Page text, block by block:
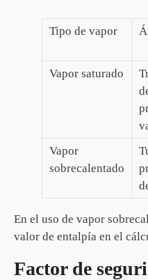
Tipo de vapor
Vapor saturado
Vapor
sobrecalentado
En el uso de vapor
valor de entalpía en el
Factor de